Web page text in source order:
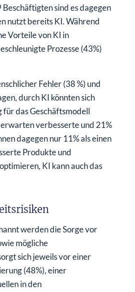
sind es dagegen
nutzt bereits KI. Während
Vorteile von KI in
Prozesse (43%)
Fehler (38 %) und
durch KI könnten sich
das Geschäftsmodell
verbesserte und 21%
dagegen nur 11% als einen
Produkte und
KI kann auch das
werden die Sorge vor
mögliche
sich jeweils vor einer
(48%), einer
in den